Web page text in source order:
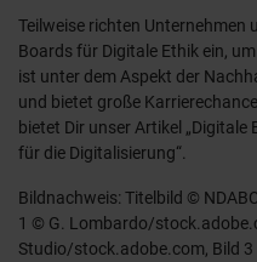
Teilweise richten Unternehmen
Boards für Digitale Ethik ein,
ist unter dem Aspekt der
und bietet große
bietet Dir unser Artikel
für die Digitalisierung“.
Bildnachweis: Titelbild ©
1 © G. Lombardo/
Studio/stock.adobe.com, Bild